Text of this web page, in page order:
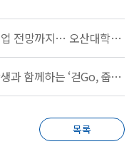
최신 반도체 기술부터 산업 전망까지… 오산대학교 산업체 인사특강 개최
오산대학교 ESG센터, 학생과 함께하는 ‘걷Go, 줍Go(플로깅)’ 실시
목록